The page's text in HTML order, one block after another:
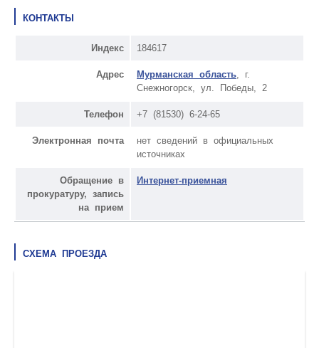
КОНТАКТЫ
Индекс 184617
Адрес Мурманская область , г.
Снежногорск, ул. Победы, 2
Телефон +7 (81530) 6-24-65
Электронная почта
нет сведений в официальных
источниках
Обращение в
прокуратуру, запись
на прием
Интернет-приемная
СХЕМА ПРОЕЗДА